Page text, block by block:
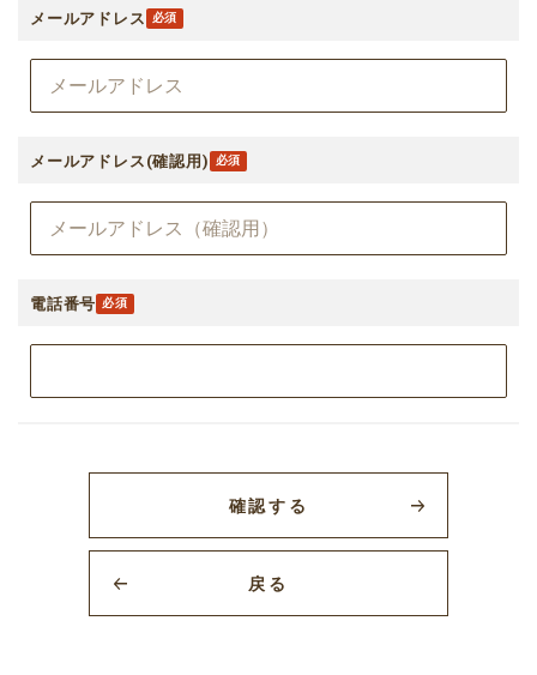
メールアドレス
メールアドレス(確認用)
電話番号
確認する
戻る